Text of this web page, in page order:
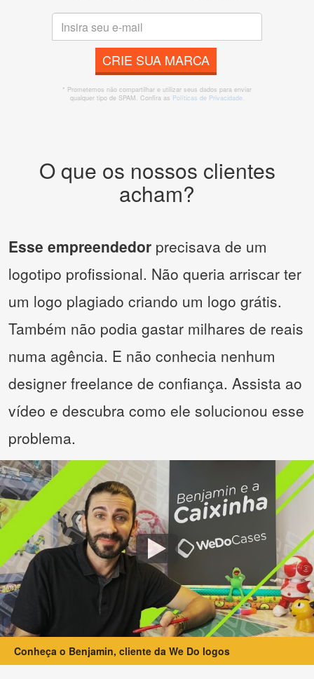
CRIE SUA MARCA
* Prometemos não compartilhar e utilizar seus dados para enviar
qualquer tipo de SPAM. Confira as Políticas de Privacidade.
O que os nossos clientes
acham?
Esse empreendedor precisava de um
logotipo profissional. Não queria arriscar ter
um logo plagiado criando um logo grátis.
Também não podia gastar milhares de reais
numa agência. E não conhecia nenhum
designer freelance de confiança. Assista ao
vídeo e descubra como ele solucionou esse
problema.
Conheça o Benjamin, cliente da We Do logos